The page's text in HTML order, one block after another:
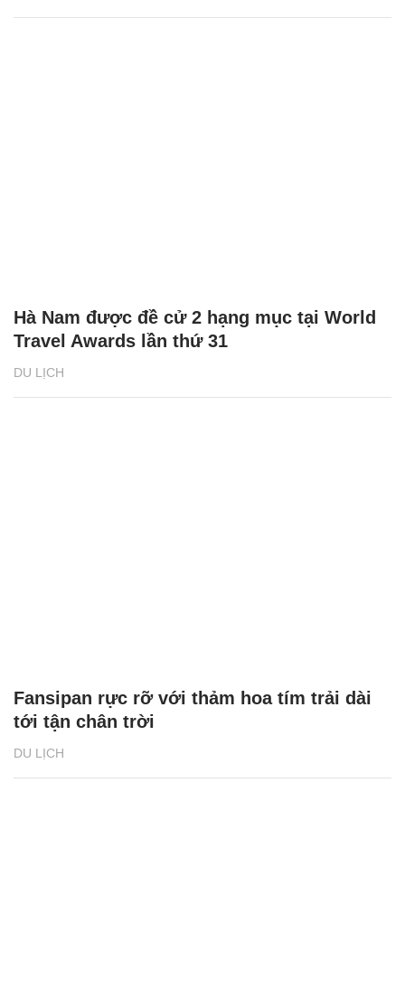
DU LỊCH
Hà Nam được đề cử 2 hạng mục tại World
Travel Awards lần thứ 31
DU LỊCH
Fansipan rực rỡ với thảm hoa tím trải dài
tới tận chân trời